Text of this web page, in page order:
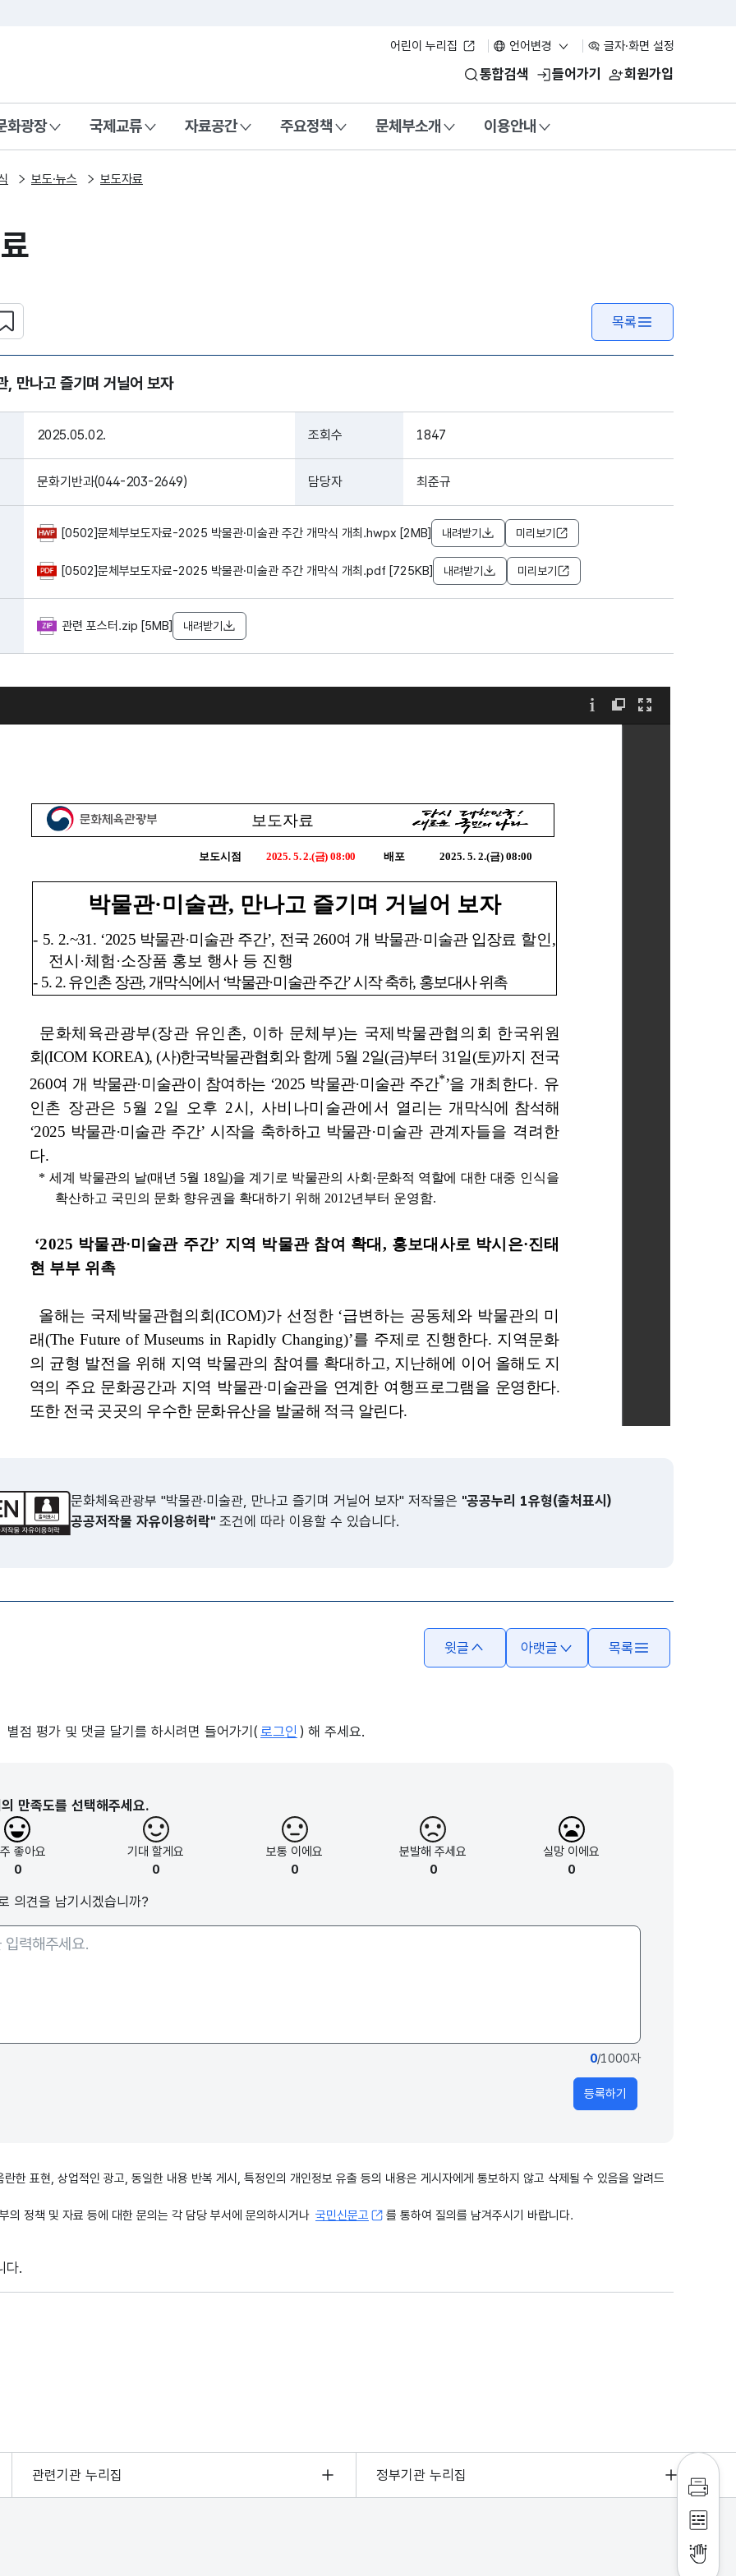
어린이 누리집 언어변경 글자·화면 설정
나라, 함께 행복한 대한민국 통합검색 들어가기 회원가입
화광장 국제교류 자료공간 주요정책 문체부소개 이용안내
보도·뉴스 보도자료
심 콘텐츠 설정하기
목록
, 만나고 즐기며 거닐어 보자
2025.05.02. 조회수 1847
문화기반과(044-203-2649) 담당자 최준규
[0502]문체부보도자료-2025 박물관·미술관 주간 개막식 개최.hwpx [2MB] 내려받기 미리보기
[0502]문체부보도자료-2025 박물관·미술관 주간 개막식 개최.pdf [725KB] 내려받기 미리보기
관련 포스터.zip [5MB] 내려받기
문화체육관광부 "박물관·미술관, 만나고 즐기며 거닐어 보자" 저작물은 "공공누리 1유형(출처표시)
공공저작물 자유이용허락" 조건에 따라 이용할 수 있습니다.
윗글 아랫글 목록
별점 평가 및 댓글 달기를 하시려면 들어가기( 로그인 ) 해 주세요.
만족도를 선택해주세요.
좋아요
0
기대할게요
0
보통 이에요
0
분발해주세요
0
실망 이에요
0
의견을 남기시겠습니까?
0/1000자
등록하기
란한 표현, 상업적인 광고, 동일한 내용 반복 게시, 특정인의 개인정보 유출 등의 내용은 게시자에게 통보하지 않고 삭제될 수 있음을 알려드
의 정책 및 자료 등에 대한 문의는 각 담당 부서에 문의하시거나 국민신문고 를 통하여 질의를 남겨주시기 바랍니다.
다.
인쇄
점자
점자
관련기관 누리집 정부기관 누리집